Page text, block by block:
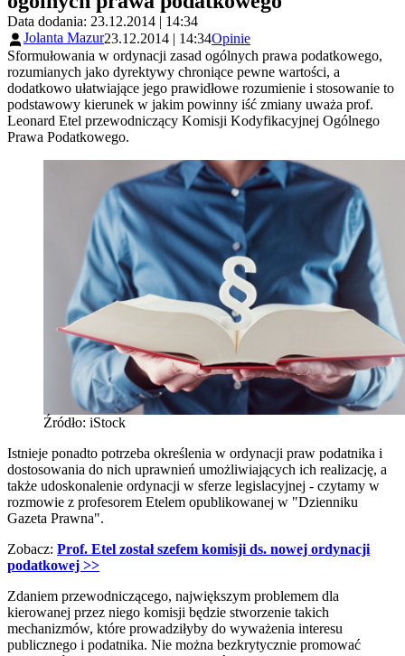
Data dodania: 23.12.2014 | 14:34
Jolanta Mazur23.12.2014 | 14:34Opinie
Sformułowania w ordynacji zasad ogólnych prawa podatkowego,
rozumianych jako dyrektywy chroniące pewne wartości, a
dodatkowo ułatwiające jego prawidłowe rozumienie i stosowanie to
podstawowy kierunek w jakim powinny iść zmiany uważa prof.
Leonard Etel przewodniczący Komisji Kodyfikacyjnej Ogólnego
Prawa Podatkowego.
Źródło: iStock
Istnieje ponadto potrzeba określenia w ordynacji praw podatnika i
dostosowania do nich uprawnień umożliwiających ich realizację, a
także udoskonalenie ordynacji w sferze legislacyjnej - czytamy w
rozmowie z profesorem Etelem opublikowanej w "Dzienniku
Gazeta Prawna".
Zobacz: Prof. Etel został szefem komisji ds. nowej ordynacji
podatkowej >>
Zdaniem przewodniczącego, największym problemem dla
kierowanej przez niego komisji będzie stworzenie takich
mechanizmów, które prowadziłyby do wyważenia interesu
publicznego i podatnika. Nie można bezkrytycznie promować